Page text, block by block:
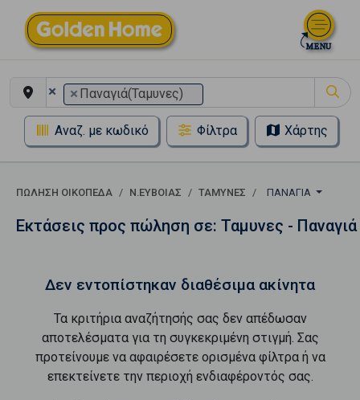
× × Παναγιά(Ταμυνες)
Αναζ. με κωδικό Φίλτρα Χάρτης
ΠΏΛΗΣΗ ΟΙΚΌΠΕΔΑ Ν.ΕΥΒΟΙΑΣ ΤΑΜΥΝΕΣ ΠΑΝΑΓΙΆ
Εκτάσεις προς πώληση σε: Ταμυνες - Παναγιά
Δεν εντοπίστηκαν διαθέσιμα ακίνητα
Τα κριτήρια αναζήτησής σας δεν απέδωσαν
αποτελέσματα για τη συγκεκριμένη στιγμή. Σας
προτείνουμε να αφαιρέσετε ορισμένα φίλτρα ή να
επεκτείνετε την περιοχή ενδιαφέροντός σας.